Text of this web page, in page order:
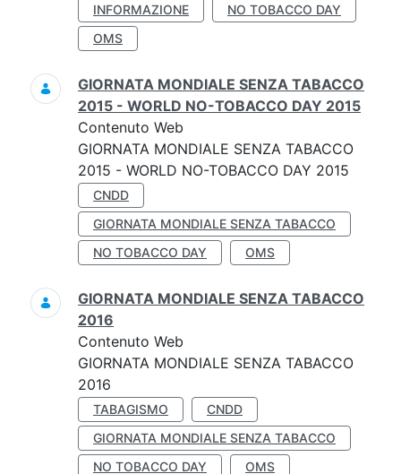
INFORMAZIONE
NO TOBACCO DAY
OMS
GIORNATA MONDIALE SENZA TABACCO
2015 - WORLD NO-TOBACCO DAY 2015
Contenuto Web
GIORNATA MONDIALE SENZA TABACCO
2015 - WORLD NO-TOBACCO DAY 2015
CNDD
GIORNATA MONDIALE SENZA TABACCO
NO TOBACCO DAY
OMS
GIORNATA MONDIALE SENZA TABACCO
2016
Contenuto Web
GIORNATA MONDIALE SENZA TABACCO
2016
TABAGISMO
CNDD
GIORNATA MONDIALE SENZA TABACCO
NO TOBACCO DAY
OMS